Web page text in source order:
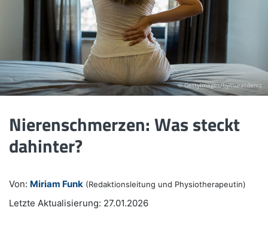
© GettyImages/bymuratdeniz
Nierenschmerzen: Was steckt
dahinter?
Von: Miriam Funk (Redaktionsleitung und Physiotherapeutin)
Letzte Aktualisierung: 27.01.2026